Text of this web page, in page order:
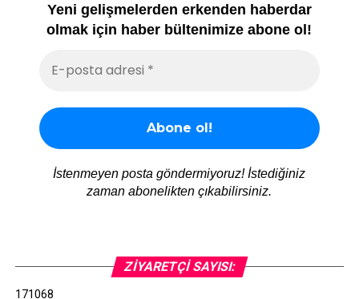
Yeni gelişmelerden erkenden haberdar
olmak için haber bültenimize abone ol!
İstenmeyen posta göndermiyoruz! İstediğiniz
zaman abonelikten çıkabilirsiniz.
ZIYARETÇI SAYISI:
171068